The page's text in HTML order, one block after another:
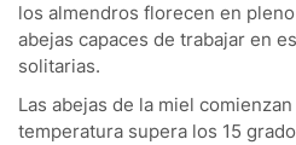
los almendros florecen en
abejas capaces de trabajar en
solitarias.
Las abejas de la miel
temperatura supera los 15